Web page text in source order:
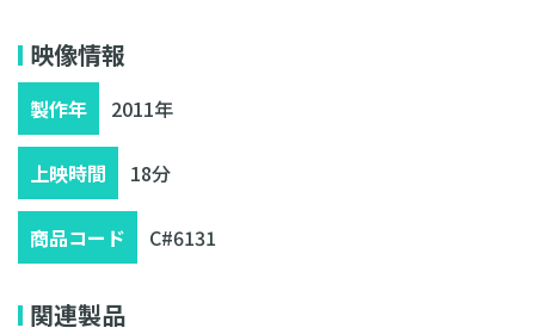
映像情報
製作年 2011年
上映時間 18分
商品コード C#6131
関連製品